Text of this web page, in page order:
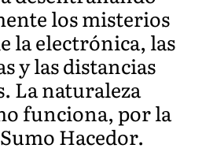
los misterios
la electrónica, las
y las distancias
La naturaleza
funciona, por la
Hacedor.